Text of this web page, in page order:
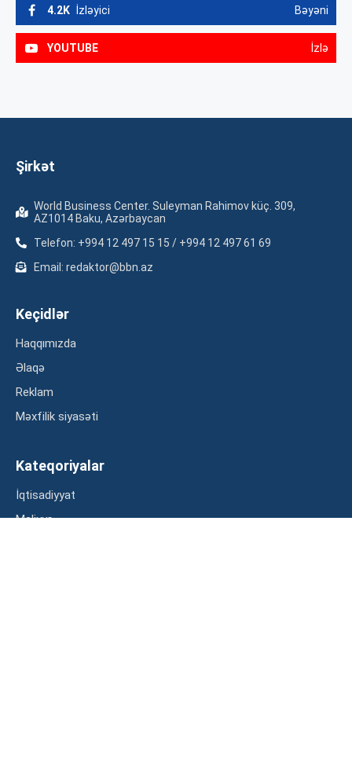
4.2K İzləyici Bəyəni
YOUTUBE İzlə
Şirkət
World Business Center. Suleyman Rahimov küç. 309,
AZ1014 Baku, Azərbaycan
Telefon: +994 12 497 15 15 / +994 12 497 61 69
Email: redaktor@bbn.az
Keçidlər
Haqqımızda
Əlaqə
Reklam
Məxfilik siyasəti
Kateqoriyalar
İqtisadiyyat
Maliyyə